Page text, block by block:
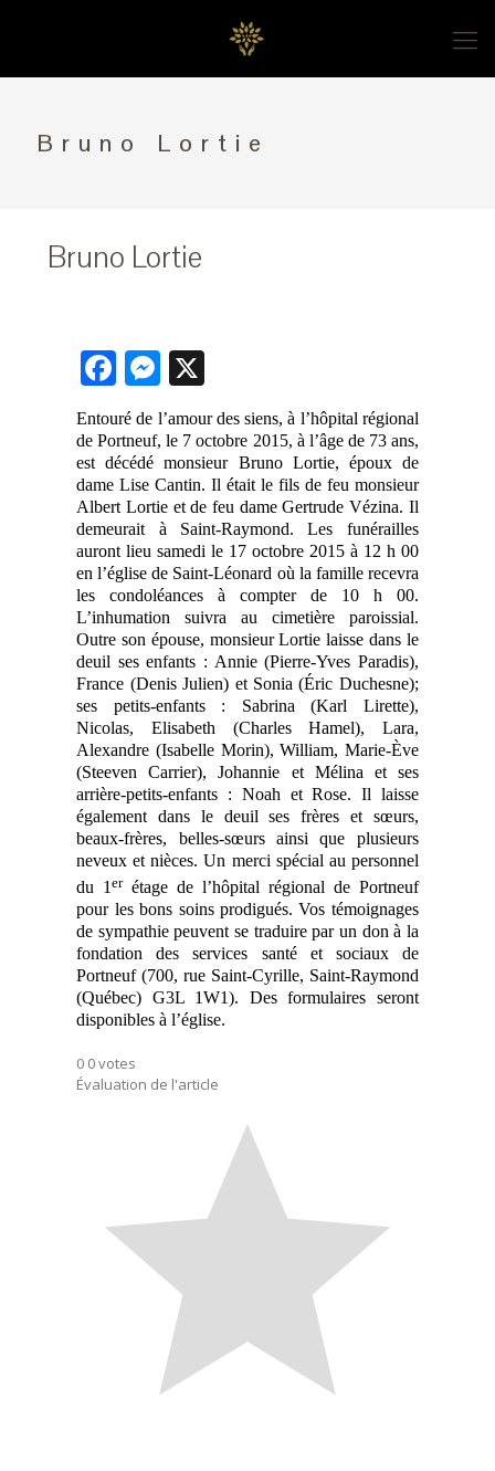
Bruno Lortie
Bruno Lortie
Facebook
Messenger
Entouré de l’amour des siens, à l’hôpital régional
de Portneuf, le 7 octobre 2015, à l’âge de 73 ans,
est décédé monsieur Bruno Lortie, époux de
dame Lise Cantin. Il était le fils de feu monsieur
Albert Lortie et de feu dame Gertrude Vézina. Il
demeurait à Saint-Raymond. Les funérailles
auront lieu samedi le 17 octobre 2015 à 12 h 00
en l’église de Saint-Léonard où la famille recevra
les condoléances à compter de 10 h 00.
L’inhumation suivra au cimetière paroissial.
Outre son épouse, monsieur Lortie laisse dans le
deuil ses enfants : Annie (Pierre-Yves Paradis),
France (Denis Julien) et Sonia (Éric Duchesne);
ses petits-enfants : Sabrina (Karl Lirette),
Nicolas, Elisabeth (Charles Hamel), Lara,
Alexandre (Isabelle Morin), William, Marie-Ève
(Steeven Carrier), Johannie et Mélina et ses
arrière-petits-enfants : Noah et Rose. Il laisse
également dans le deuil ses frères et sœurs,
beaux-frères, belles-sœurs ainsi que plusieurs
neveux et nièces. Un merci spécial au personnel
du 1erétage de l’hôpital régional de Portneuf
pour les bons soins prodigués. Vos témoignages
de sympathie peuvent se traduire par un don à la
fondation des services santé et sociaux de
Portneuf (700, rue Saint-Cyrille, Saint-Raymond
(Québec) G3L 1W1). Des formulaires seront
disponibles à l’église.
0 0votes
Évaluation de l'article